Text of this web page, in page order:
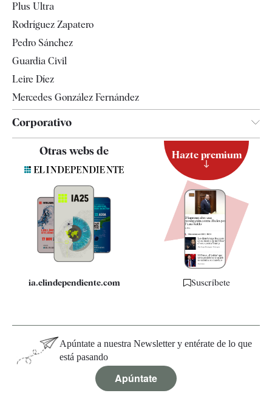
Televisión
Plus Ultra
Rodríguez Zapatero
Pedro Sánchez
Guardia Civil
Leire Díez
Mercedes González Fernández
Corporativo
Contacto
Quiénes somos
Especificaciones
Otras webs de
ia.elindependiente.com
Hazte premium
Suscríbete
Apúntate a nuestra Newsletter y entérate de lo que
está pasando
Apúntate